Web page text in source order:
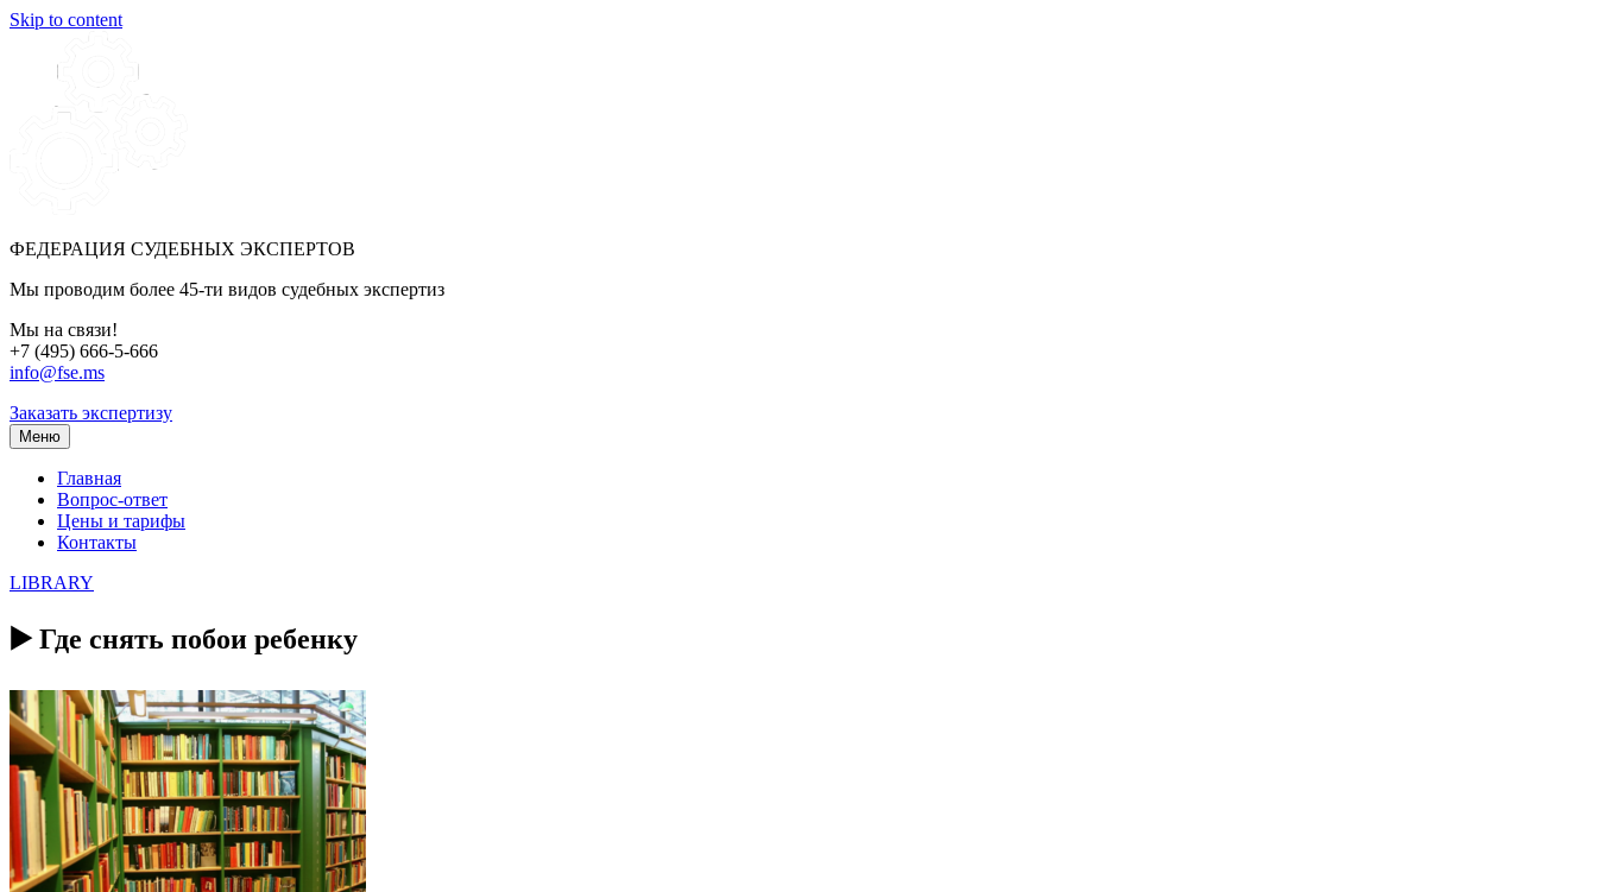
Skip to content
ФЕДЕРАЦИЯ СУДЕБНЫХ ЭКСПЕРТОВ
Мы проводим более 45-ти видов судебных экспертиз
Мы на связи!
+7 (495) 666-5-666
info@fse.ms
Заказать экспертизу
Меню
Главная
Вопрос-ответ
Цены и тарифы
Контакты
LIBRARY
▶️ Где снять побои ребенку